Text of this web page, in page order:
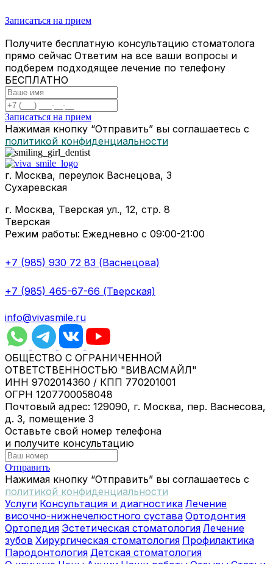
Записаться на прием
Получите бесплатную консультацию стоматолога
прямо сейчас Ответим на все ваши вопросы и
подберем подходящее лечение по телефону
БЕСПЛАТНО
Записаться на прием
Нажимая кнопку “Отправить” вы соглашаетесь с
политикой конфиденциальности
г. Москва, переулок Васнецова, 3
Сухаревская
г. Москва, Тверская ул., 12, стр. 8
Тверская
Режим работы: Ежедневно с 09:00-21:00
+7 (985) 930 72 83 (Васнецова)
+7 (985) 465-67-66 (Тверская)
info@vivasmile.ru
ОБЩЕСТВО С ОГРАНИЧЕННОЙ
ОТВЕТСТВЕННОСТЬЮ "ВИВАСМАЙЛ"
ИНН 9702014360 / КПП 770201001
ОГРН 1207700058048
Почтовый адрес: 129090, г. Москва, пер. Васнесова,
д. 3, помещение 3
Оставьте свой номер телефона
и получите консультацию
Отправить
Нажимая кнопку “Отправить” вы соглашаетесь с
политикой конфиденциальности
Услуги Консультация и диагностика Лечение
височно-нижнечелюстного сустава Ортодонтия
Ортопедия Эстетическая стоматология Лечение
зубов Хирургическая стоматология Профилактика
Пародонтология Детская стоматология